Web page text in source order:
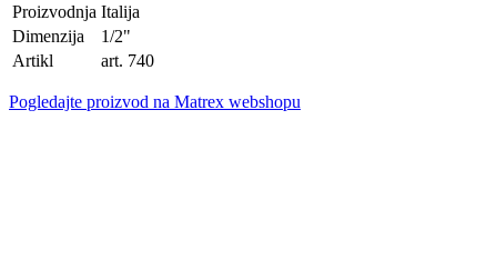
Proizvodnja Italija
Dimenzija
1/2"
Artikl
art. 740
Pogledajte proizvod na Matrex webshopu